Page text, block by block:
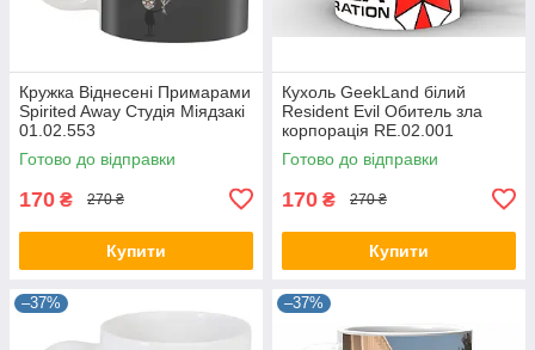
Кружка Віднесені Примарами
Spirited Away Студія Міядзакі
01.02.553
Готово до відправки
170 ₴ 270 ₴
Купити
Кухоль GeekLand білий
Resident Evil Обитель зла
корпорація RE.02.001
Готово до відправки
170 ₴ 270 ₴
Купити
–37% –37%